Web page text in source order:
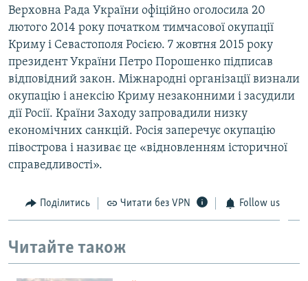
Верховна Рада України офіційно оголосила 20
лютого 2014 року початком тимчасової окупації
Криму і Севастополя Росією. 7 жовтня 2015 року
президент України Петро Порошенко підписав
відповідний закон. Міжнародні організації визнали
окупацію і анексію Криму незаконними і засудили
дії Росії. Країни Заходу запровадили низку
економічних санкцій. Росія заперечує окупацію
півострова і називає це «відновленням історичної
справедливості».
Поділитись Читати без VPN Follow us
Читайте також